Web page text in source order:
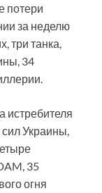
потери
за неделю
три танка,
34
истребителя
Украины,
35
огня